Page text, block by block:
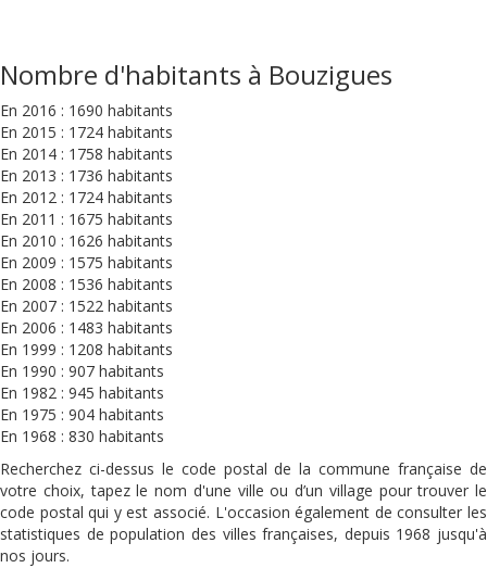
Nombre d'habitants à Bouzigues
En 2016 : 1690 habitants
En 2015 : 1724 habitants
En 2014 : 1758 habitants
En 2013 : 1736 habitants
En 2012 : 1724 habitants
En 2011 : 1675 habitants
En 2010 : 1626 habitants
En 2009 : 1575 habitants
En 2008 : 1536 habitants
En 2007 : 1522 habitants
En 2006 : 1483 habitants
En 1999 : 1208 habitants
En 1990 : 907 habitants
En 1982 : 945 habitants
En 1975 : 904 habitants
En 1968 : 830 habitants
Recherchez ci-dessus le code postal de la commune française de
votre choix, tapez le nom d'une ville ou d’un village pour trouver le
code postal qui y est associé. L'occasion également de consulter les
statistiques de population des villes françaises, depuis 1968 jusqu'à
nos jours.